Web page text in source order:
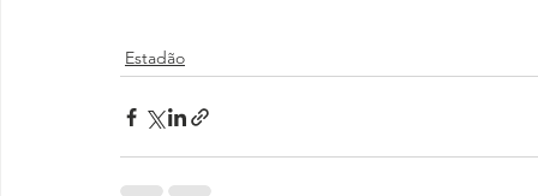
Estadão